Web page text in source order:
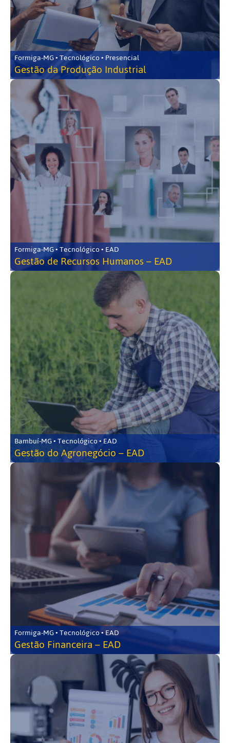
Formiga-MG • Tecnológico • Presencial
Gestão da Produção Industrial
Formiga-MG • Tecnológico • EAD
Gestão de Recursos Humanos – EAD
Bambuí-MG • Tecnológico • EAD
Gestão do Agronegócio – EAD
Formiga-MG • Tecnológico • EAD
Gestão Financeira – EAD